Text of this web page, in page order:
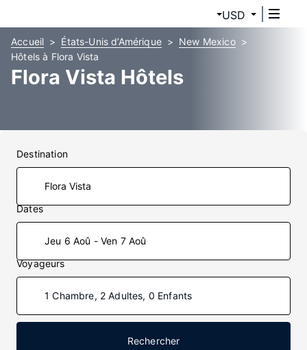
USD
Accueil États-Unis d’Amérique
New Mexico
Hôtels à Flora Vista
Flora Vista Hôtels
Destination
Dates
Jeu 6 Aoû - Ven 7 Aoû
Voyageurs
1 Chambre, 2 Adultes, 0 Enfants
Rechercher